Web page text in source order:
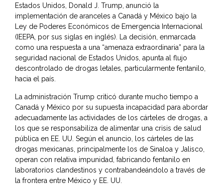
Estados Unidos, Donald J. Trump, anunció la
implementación de aranceles a Canadá y México bajo la
Ley de Poderes Económicos de Emergencia Internacional
(IEEPA, por sus siglas en inglés). La decisión, enmarcada
como una respuesta a una “amenaza extraordinaria” para la
seguridad nacional de Estados Unidos, apunta al flujo
descontrolado de drogas letales, particularmente fentanilo,
hacia el país.
La administración Trump criticó durante mucho tiempo a
Canadá y México por su supuesta incapacidad para abordar
adecuadamente las actividades de los cárteles de drogas, a
los que se responsabiliza de alimentar una crisis de salud
pública en EE. UU. Según el anuncio, los cárteles de las
drogas mexicanas, principalmente los de Sinaloa y Jalisco,
operan con relativa impunidad, fabricando fentanilo en
laboratorios clandestinos y contrabandeándolo a través de
la frontera entre México y EE. UU.